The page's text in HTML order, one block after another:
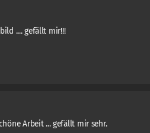
.... gefällt mir!!!
Arbeit ... gefällt mir sehr.